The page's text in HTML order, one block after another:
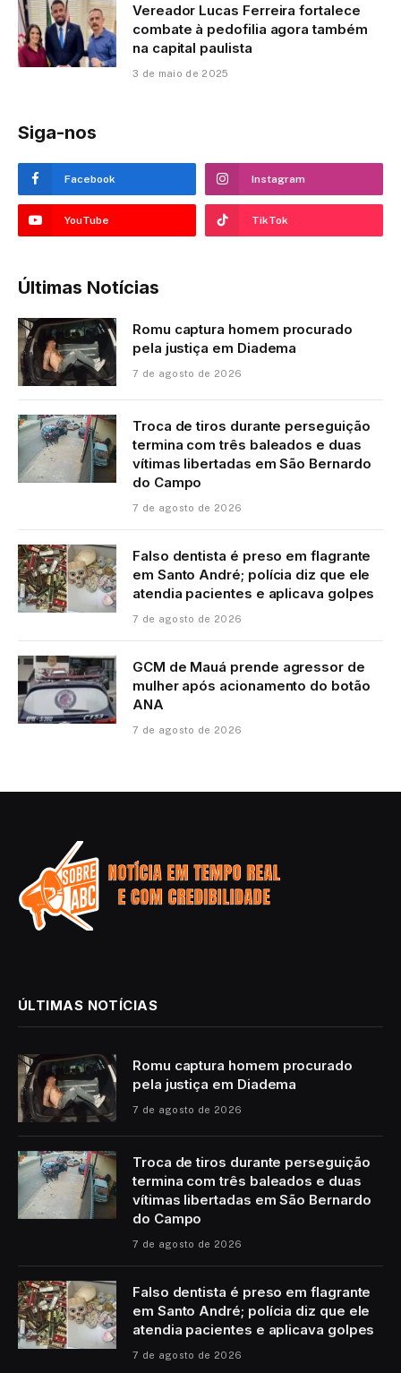
Vereador Lucas Ferreira fortalece
combate à pedofilia agora também
na capital paulista
3 de maio de 2025
Siga-nos
Facebook Instagram
YouTube TikTok
Últimas Notícias
Romu captura homem procurado
pela justiça em Diadema
7 de agosto de 2026
Troca de tiros durante perseguição
termina com três baleados e duas
vítimas libertadas em São Bernardo
do Campo
7 de agosto de 2026
Falso dentista é preso em flagrante
em Santo André; polícia diz que ele
atendia pacientes e aplicava golpes
7 de agosto de 2026
GCM de Mauá prende agressor de
mulher após acionamento do botão
ANA
7 de agosto de 2026
ÚLTIMAS NOTÍCIAS
Romu captura homem procurado
pela justiça em Diadema
7 de agosto de 2026
Troca de tiros durante perseguição
termina com três baleados e duas
vítimas libertadas em São Bernardo
do Campo
7 de agosto de 2026
Falso dentista é preso em flagrante
em Santo André; polícia diz que ele
atendia pacientes e aplicava golpes
7 de agosto de 2026